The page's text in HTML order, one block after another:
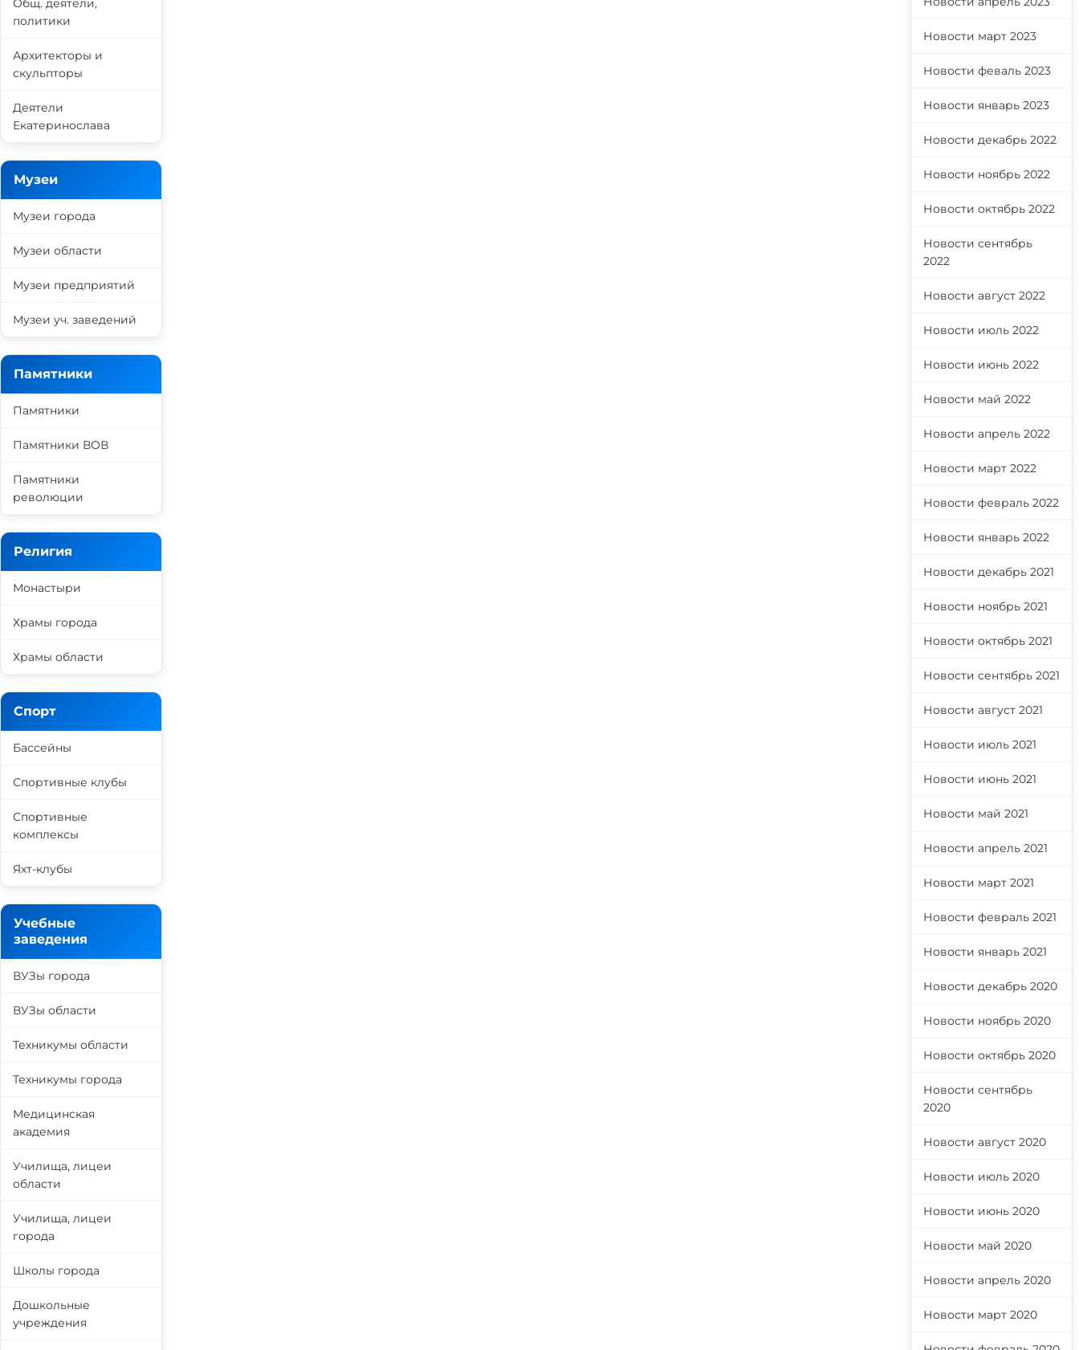
Общ. деятели,
политики
Архитекторы и
скульпторы
Деятели
Екатеринослава
Музеи
Музеи города
Музеи области
Музеи предприятий
Музеи уч. заведений
Памятники
Памятники
Памятники ВОВ
Памятники
революции
Религия
Монастыри
Храмы города
Храмы области
Спорт
Бассейны
Спортивные клубы
Спортивные
комплексы
Яхт-клубы
Учебные
заведения
ВУЗы города
ВУЗы области
Техникумы области
Техникумы города
Медицинская
академия
Училища, лицеи
области
Училища, лицеи
города
Школы города
Дошкольные
учреждения
Новости март 2023
Новости феваль 2023
Новости январь 2023
Новости декабрь 2022
Новости ноябрь 2022
Новости октябрь 2022
Новости сентябрь
2022
Новости август 2022
Новости июль 2022
Новости июнь 2022
Новости май 2022
Новости апрель 2022
Новости март 2022
Новости февраль 2022
Новости январь 2022
Новости декабрь 2021
Новости ноябрь 2021
Новости октябрь 2021
Новости сентябрь 2021
Новости август 2021
Новости июль 2021
Новости июнь 2021
Новости май 2021
Новости апрель 2021
Новости март 2021
Новости февраль 2021
Новости январь 2021
Новости декабрь 2020
Новости ноябрь 2020
Новости октябрь 2020
Новости сентябрь
2020
Новости август 2020
Новости июль 2020
Новости июнь 2020
Новости май 2020
Новости апрель 2020
Новости март 2020